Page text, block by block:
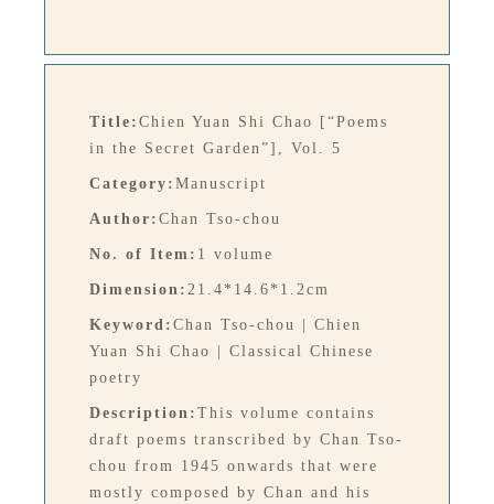
Title: Chien Yuan Shi Chao [“Poems
in the Secret Garden”], Vol. 5
Category: Manuscript
Author: Chan Tso-chou
No. of Item: 1 volume
Dimension: 21.4*14.6*1.2cm
Keyword: Chan Tso-chou | Chien
Yuan Shi Chao | Classical Chinese
poetry
Description: This volume contains
draft poems transcribed by Chan Tso-
chou from 1945 onwards that were
mostly composed by Chan and his